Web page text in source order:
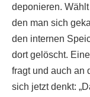
deponieren.
den man sich
den internen
dort gelöscht.
fragt und auch an
sich jetzt denkt: